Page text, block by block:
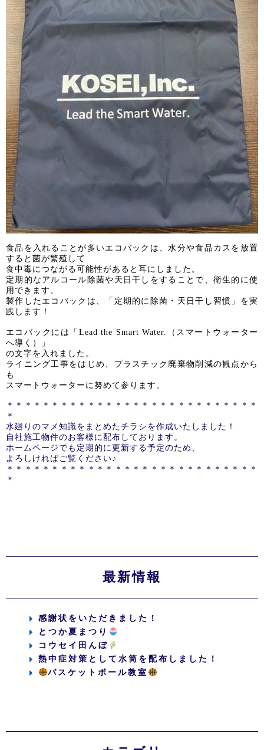
食品を入れることが多いエコバックは、水分や食品カスを放置
すると菌が繁殖して
食中毒につながる可能性があると耳にしました。
定期的なアルコール除菌や天日干しをすることで、衛生的に使
用できます。
製作したエコバックは、「定期的に除菌・天日干し習慣」を実
践します！
エコバックには「Lead the Smart Water.
（スマートウォーター
へ導く）」
の文字を入れました。
ライニング工事をはじめ、プラスチック廃棄物削減の観点から
も
スマートウォーターに努めて参ります。
＊＊＊＊＊＊＊＊＊＊＊＊＊＊＊＊＊＊＊＊＊＊＊＊＊＊＊＊
＊
水廻りのマメ知識をまとめたチラシを作成いたしました！
自社施工物件のお客様に配布しております。
ホームページでも定期的に更新する予定のため、
よろしければご覧ください♪
＊＊＊＊＊＊＊＊＊＊＊＊＊＊＊＊＊＊＊＊＊＊＊＊＊＊＊＊
＊
最新情報
感謝状をいただきました！
とつか夏まつり
コウセイ田んぼ
熱中症対策として水筒を配布しました！
バスケットボール教室